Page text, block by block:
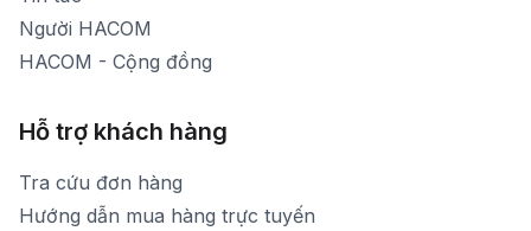
Người HACOM
HACOM - Cộng đồng
Hỗ trợ khách hàng
Tra cứu đơn hàng
Hướng dẫn mua hàng trực tuyến